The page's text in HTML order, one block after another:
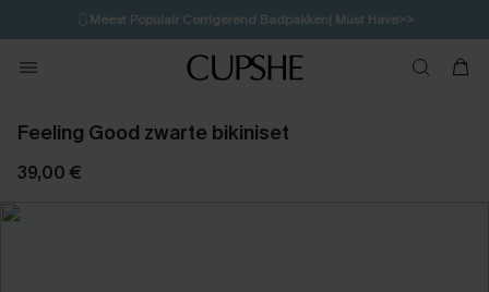
🩱Meest Populair Corrigerend Badpakken| Must Have>>
💌Abonneer je & ontvang tot 15% korting>>
Koop 3, krijg 15% korting | CODE: SW15 1D:10H:42M:50S
Feeling Good zwarte bikiniset
39,00 €